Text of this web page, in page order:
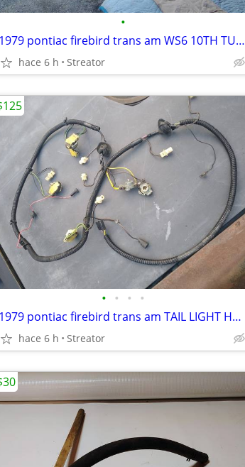
•
1979 pontiac firebird trans am WS6 10TH TURBO WHEELS RIMS 79-81
hace 6 h Streator
• • • •
1979 pontiac firebird trans am TAIL LIGHT HARNESS 1980 1981 10TH Y88
hace 6 h Streator